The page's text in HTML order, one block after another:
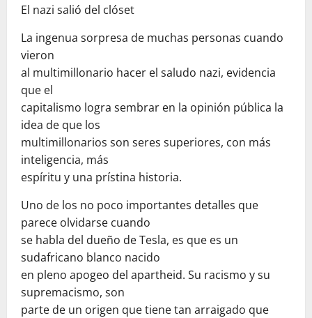
El nazi salió del clóset
La ingenua sorpresa de muchas personas cuando
vieron
al multimillonario hacer el saludo nazi, evidencia
que el
capitalismo logra sembrar en la opinión pública la
idea de que los
multimillonarios son seres superiores, con más
inteligencia, más
espíritu y una prístina historia.
Uno de los no poco importantes detalles que
parece olvidarse cuando
se habla del dueño de Tesla, es que es un
sudafricano blanco nacido
en pleno apogeo del apartheid. Su racismo y su
supremacismo, son
parte de un origen que tiene tan arraigado que